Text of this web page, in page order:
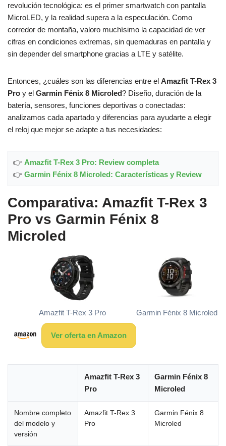
revolución tecnológica: es el primer smartwatch con pantalla
MicroLED, y la realidad supera a la especulación. Como
corredor de montaña, valoro muchísimo la capacidad de ver
cifras en condiciones extremas, sin quemaduras en pantalla y
sin depender del smartphone gracias a LTE y satélite.
Entonces, ¿cuáles son las diferencias entre el Amazfit T-Rex 3
Pro y el Garmin Fénix 8 Microled? Diseño, duración de la
batería, sensores, funciones deportivas o conectadas:
analizamos cada apartado y diferencias para ayudarte a elegir
el reloj que mejor se adapte a tus necesidades:
👉 Amazfit T-Rex 3 Pro: Review completa
👉 Garmin Fénix 8 Microled: Características y Review
Comparativa: Amazfit T-Rex 3
Pro vs Garmin Fénix 8
Microled
Amazfit T-Rex 3 Pro
Ver oferta en Amazon
Garmin Fénix 8 Microled
Amazfit T-Rex 3
Pro
Garmin Fénix 8
Microled
Nombre completo
del modelo y
versión
Amazfit T-Rex 3
Pro
Garmin Fénix 8
Microled